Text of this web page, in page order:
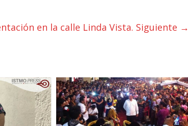
en la calle Linda Vista. Siguiente →